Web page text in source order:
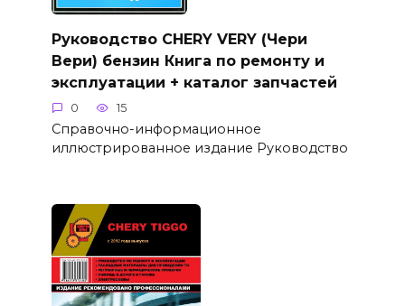
Руководство CHERY VERY (Чери
Вери) бензин Книга по ремонту и
эксплуатации + каталог запчастей
0 15
Справочно-информационное
иллюстрированное издание Руководство